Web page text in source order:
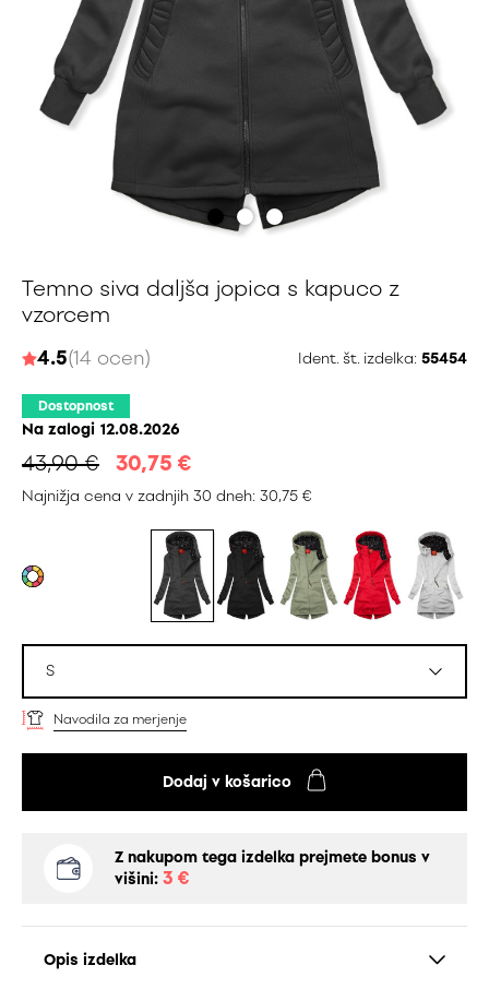
Temno siva daljša jopica s kapuco z
vzorcem
4.5(14 ocen) Ident. št. izdelka: 55454
Dostopnost
Na zalogi 12.08.2026
43,90 € 30,75 €
Najnižja cena v zadnjih 30 dneh: 30,75 €
S
Navodila za merjenje
Dodaj v košarico
Z nakupom tega izdelka prejmete bonus v
višini: 3 €
Opis izdelka